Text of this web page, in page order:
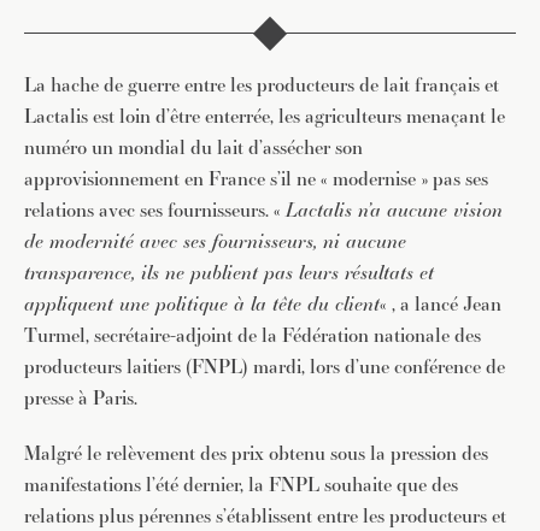
La hache de guerre entre les producteurs de lait français et
Lactalis est loin d’être enterrée, les agriculteurs menaçant le
numéro un mondial du lait d’assécher son
approvisionnement en France s’il ne « modernise » pas ses
relations avec ses fournisseurs. «Lactalis n’a aucune vision
de modernité avec ses fournisseurs, ni aucune
transparence, ils ne publient pas leurs résultats et
appliquent une politique à la tête du client« , a lancé Jean
Turmel, secrétaire-adjoint de la Fédération nationale des
producteurs laitiers (FNPL) mardi, lors d’une conférence de
presse à Paris.
Malgré le relèvement des prix obtenu sous la pression des
manifestations l’été dernier, la FNPL souhaite que des
relations plus pérennes s’établissent entre les producteurs et